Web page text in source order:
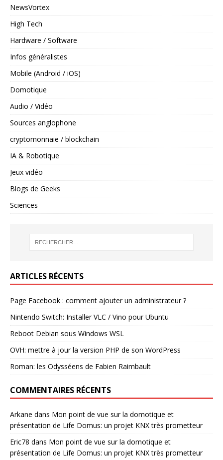
NewsVortex
High Tech
Hardware / Software
Infos généralistes
Mobile (Android / iOS)
Domotique
Audio / Vidéo
Sources anglophone
cryptomonnaie / blockchain
IA & Robotique
Jeux vidéo
Blogs de Geeks
Sciences
ARTICLES RÉCENTS
Page Facebook : comment ajouter un administrateur ?
Nintendo Switch: Installer VLC / Vino pour Ubuntu
Reboot Debian sous Windows WSL
OVH: mettre à jour la version PHP de son WordPress
Roman: les Odysséens de Fabien Raimbault
COMMENTAIRES RÉCENTS
Arkane dans Mon point de vue sur la domotique et
présentation de Life Domus: un projet KNX très prometteur
Eric78 dans Mon point de vue sur la domotique et
présentation de Life Domus: un projet KNX très prometteur